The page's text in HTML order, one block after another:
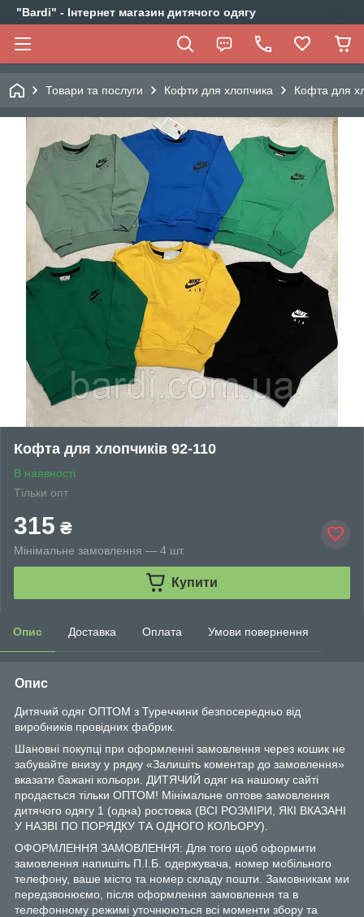
"Bardi" - Інтернет магазин дитячого одягу
Товари та послуги Кофти для хлопчика Кофта для
Кофта для хлопчиків 92-110
В наявності
Тільки опт
315 ₴
Мінімальне замовлення — 4 шт.
Купити
Опис Доставка Оплата Умови повернення
Опис
Дитячий одяг ОПТОМ з Туреччини безпосередньо від
виробників провідних фабрик.
Шановні покупці при оформленні замовлення через кошик не
забувайте внизу у рядку «Залишіть коментар до замовлення»
вказати бажані кольори. ДИТЯЧИЙ одяг на нашому сайті
продається тільки ОПТОМ! Мінімальне оптове замовлення
дитячого одягу 1 (одна) ростовка (ВСІ РОЗМІРИ, ЯКІ ВКАЗАНІ
У НАЗВІ ПО ПОРЯДКУ ТА ОДНОГО КОЛЬОРУ).
ОФОРМЛЕННЯ ЗАМОВЛЕННЯ: Для того щоб оформити
замовлення напишіть П.І.Б. одержувача, номер мобільного
телефону, ваше місто та номер складу пошти. Замовникам ми
передзвонюємо, після оформлення замовлення та в
телефонному режимі уточнюються всі моменти збору та